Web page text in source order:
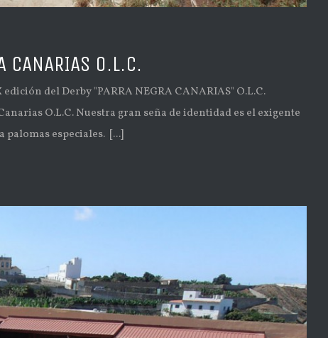
CANARIAS O.L.C.
del Derby "PARRA NEGRA CANARIAS" O.L.C.
O.L.C. Nuestra gran seña de identidad es el exigente
especiales. [...]